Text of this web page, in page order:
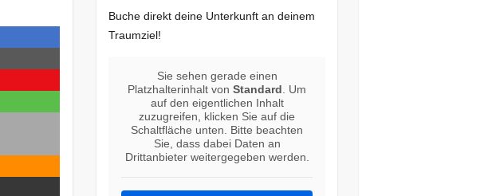
Buche direkt deine Unterkunft an deinem
Traumziel!
Sie sehen gerade einen
Platzhalterinhalt vonStandard . Um
auf den eigentlichen Inhalt
zuzugreifen, klicken Sie auf die
Schaltfläche unten. Bitte beachten
Sie, dass dabei Daten an
Drittanbieter weitergegeben werden.